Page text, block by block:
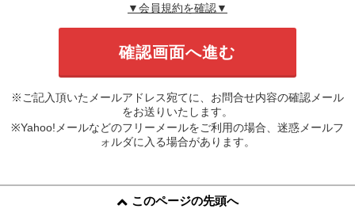
▼会員規約を確認▼
※ご記入頂いたメールアドレス宛てに、お問合せ内容の確認メール
をお送りいたします。
※Yahoo!メールなどのフリーメールをご利用の場合、迷惑メールフ
ォルダに入る場合があります。
このページの先頭へ